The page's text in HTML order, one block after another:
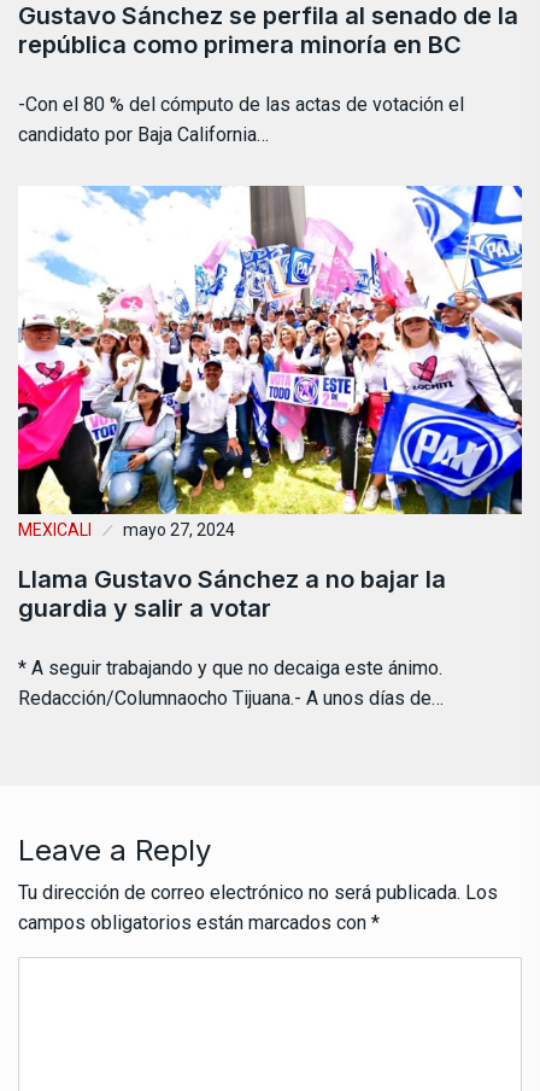
Gustavo Sánchez se perfila al senado de la
república como primera minoría en BC
-Con el 80 % del cómputo de las actas de votación el
candidato por Baja California…
MEXICALI mayo 27, 2024
Llama Gustavo Sánchez a no bajar la
guardia y salir a votar
* A seguir trabajando y que no decaiga este ánimo.
Redacción/Columnaocho Tijuana.- A unos días de…
Leave a Reply
Tu dirección de correo electrónico no será publicada. Los
campos obligatorios están marcados con *